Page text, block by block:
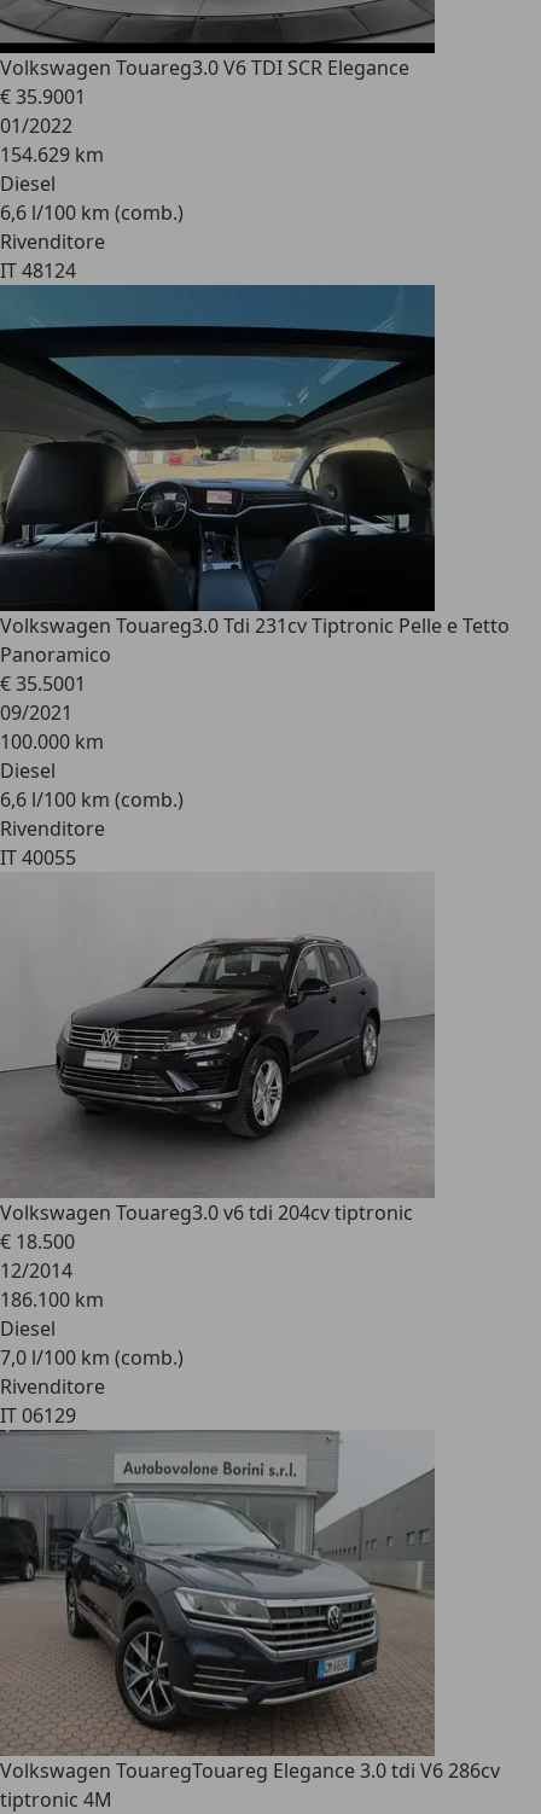
Volkswagen Touareg3.0 V6 TDI SCR Elegance
€ 35.9001
01/2022
154.629 km
Diesel
6,6 l/100 km (comb.)
Rivenditore
IT 48124
Volkswagen Touareg3.0 Tdi 231cv Tiptronic Pelle e Tetto
Panoramico
€ 35.5001
09/2021
100.000 km
Diesel
6,6 l/100 km (comb.)
Rivenditore
IT 40055
Volkswagen Touareg3.0 v6 tdi 204cv tiptronic
€ 18.500
12/2014
186.100 km
Diesel
7,0 l/100 km (comb.)
Rivenditore
IT 06129
Volkswagen TouaregTouareg Elegance 3.0 tdi V6 286cv
tiptronic 4M